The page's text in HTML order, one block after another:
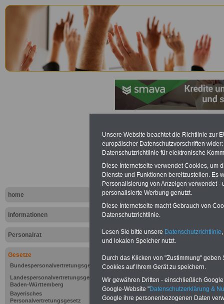
home
Informationen
Personalrat
Gesetze
Bundespersonalvertretungsgesetz
Landespersonalvertretungsgesetz
Baden-Württemberg
Bayerisches
Personalvertretungsgesetz
(SPersVG):
Unsere Website beachtet die Richtlinie zur
europäischer Datenschutzvorschriften
Datenschutzrichtlinie für elektronische
Diese Internetseite verwendet Cookies, um
Dienste und Funktionen bereitzustellen. Es
Personalisierung von Anzeigen verwendet
personalisierte Werbung genutzt.
Diese Internetseite macht Gebrauch von
Datenschutzrichtlinie.
Lesen Sie bitte unsere Datenschutzrichtlinie
und lokalen Speicher nutzt.
Durch das Klicken von "Zustimmung"
Cookies auf Ihrem Gerät zu speichern.
Wir gewähren Dritten - einschließlich
Google-Website "Datenschutzerklärung &
Google ihre personenbezogenen Daten